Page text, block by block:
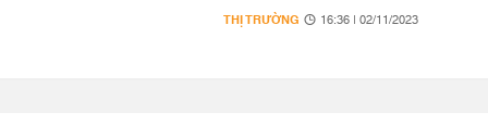
THỊ TRƯỜNG 16:36 | 02/11/2023